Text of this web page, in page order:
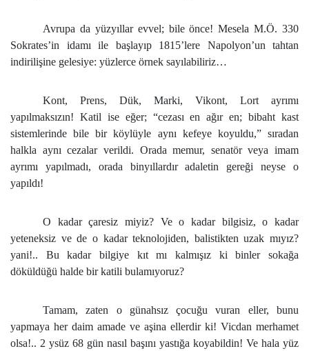
Avrupa da yüzyıllar evvel; bile önce! Mesela M.Ö. 330
Sokrates’in idamı ile başlayıp 1815’lere Napolyon’un tahtan
indirilişine gelesiye: yüzlerce örnek sayılabiliriz…
Kont, Prens, Dük, Marki, Vikont, Lort ayrımı
yapılmaksızın! Katil ise eğer; “cezası en ağır en; bibaht kast
sistemlerinde bile bir köylüyle aynı kefeye koyuldu,” sıradan
halkla aynı cezalar verildi. Orada memur, senatör veya imam
ayrımı yapılmadı, orada binyıllardır adaletin gereği neyse o
yapıldı!
O kadar çaresiz miyiz? Ve o kadar bilgisiz, o kadar
yeteneksiz ve de o kadar teknolojiden, balistikten uzak mıyız?
yani!.. Bu kadar bilgiye kıt mı kalmışız ki binler sokağa
döküldüğü halde bir katili bulamıyoruz?
Tamam, zaten o günahsız çocuğu vuran eller, bunu
yapmaya her daim amade ve aşina ellerdir ki! Vicdan merhamet
olsa!.. 2 ysüz 68 gün nasıl başını yastığa koyabildin! Ve hala yüz